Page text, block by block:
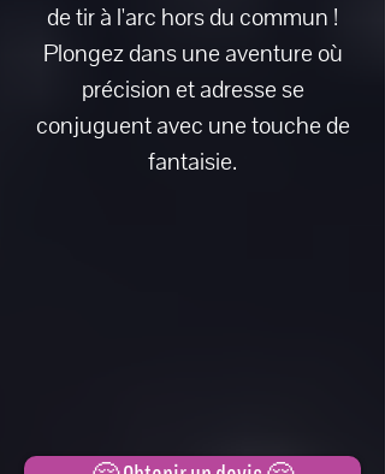
de tir à l'arc hors du commun !
Plongez dans une aventure où
précision et adresse se
conjuguent avec une touche de
fantaisie.